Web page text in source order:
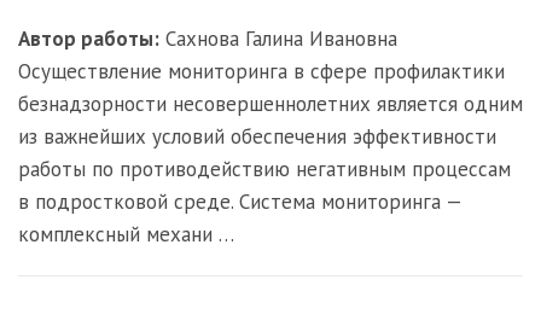
Автор работы: Сахнова Галина Ивановна
Осуществление мониторинга в сфере профилактики
безнадзорности несовершеннолетних является одним
из важнейших условий обеспечения эффективности
работы по противодействию негативным процессам
в подростковой среде. Система мониторинга —
комплексный механи …